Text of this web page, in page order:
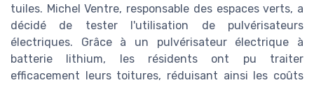
tuiles. Michel Ventre, responsable des espaces verts, a
décidé de tester l'utilisation de pulvérisateurs
électriques. Grâce à un pulvérisateur électrique à
batterie lithium, les résidents ont pu traiter
efficacement leurs toitures, réduisant ainsi les coûts